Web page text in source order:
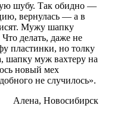
шубу. Так обидно —
вернулась — а в
Мужу шапку
делать, даже не
пластинки, но толку
шапку муж вахтеру на
новый мех
не случилось».
Алена, Новосибирск